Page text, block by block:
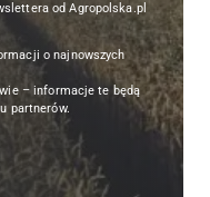
od Agropolska.pl
o najnowszych
– informacje te będą
partnerów.